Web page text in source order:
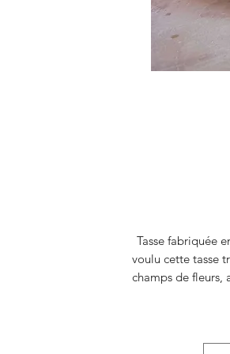
Tasse fabriquée
voulu cette tasse
champs de fleurs,
Cette
Elle